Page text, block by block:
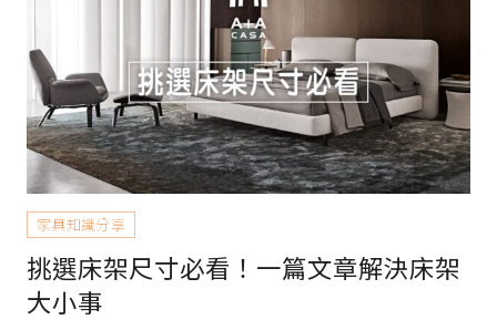
家具知識分享
挑選床架尺寸必看！一篇文章解決床架
大小事